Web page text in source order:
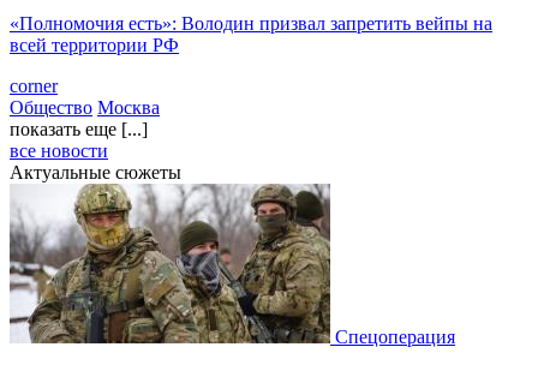
«Полномочия есть»: Володин призвал запретить вейпы на
всей территории РФ
corner
Общество Москва
показать еще [...]
все новости
Актуальные сюжеты
Спецоперация